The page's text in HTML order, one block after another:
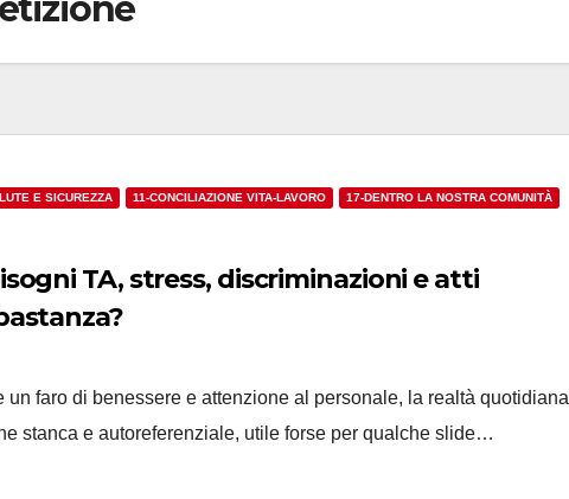
E SICUREZZA 11-CONCILIAZIONE VITA-LAVORO 17-DENTRO LA NOSTRA COMUNITÀ
TA, stress, discriminazioni e atti
un faro di benessere e attenzione al personale, la realtà quotidiana
stanca e autoreferenziale, utile forse per qualche slide…